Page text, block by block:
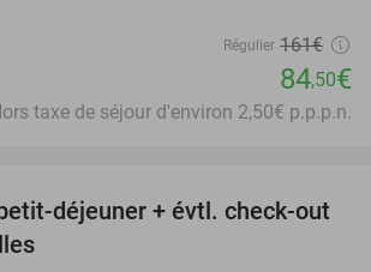
Régulier 161€
84,50€
taxe de séjour d'environ 2,50€ p.p.p.n.
35%
déjeuner + évtl. check-out